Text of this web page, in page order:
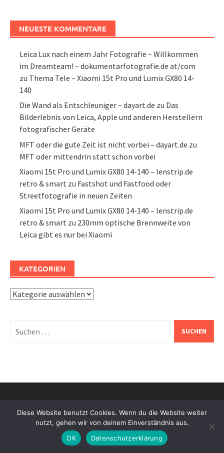
NEUESTE KOMMENTARE
Leica Lux nach einem Jahr Fotografie – Willkommen
im Dreamteam! – dokumentarfotografie.de at/com
zu Thema Tele – Xiaomi 15t Pro und Lumix GX80 14-
140
Die Wand als Entschleuniger – dayart.de zu Das
Bilderlebnis von Leica, Apple und anderen Herstellern
fotografischer Geräte
MFT oder die gute Zeit ist nicht vorbei – dayart.de zu
MFT oder mittendrin statt schon vorbei
Xiaomi 15t Pro und Lumix GX80 14-140 – lenstrip.de
retro & smart zu Fastshot und Fastfood oder
Streetfotografie in neuen Zeiten
Xiaomi 15t Pro und Lumix GX80 14-140 – lenstrip.de
retro & smart zu 230mm optische Brennweite von
Leica gibt es nur bei Xiaomi
KATEGORIEN
Kategorien
nach:
Life and Lenses – Creative photography and creative
moments – Ich lese und fotografiere gerne. Diese Webseite
dient dem Mitteilen von Gedanken und Erfahrungen mit
Fotoapparten von Retro bis Smart in Praxis und Theorie
Diese Website benutzt Cookies. Wenn du die Website weiter
nutzt, gehen wir von deinem Einverständnis aus.
OK
Datenschutzerklärung